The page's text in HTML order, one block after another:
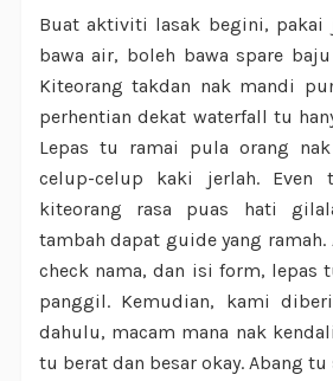
Buat aktiviti lasak begini, pakai
bawa air, boleh bawa spare
Kiteorang takdan nak mandi
perhentian dekat waterfall tu
Lepas tu ramai pula orang
celup-celup kaki jerlah. Even
kiteorang rasa puas hati
tambah dapat guide yang ramah.
check nama, dan isi form, lepas
panggil. Kemudian, kami
dahulu, macam mana nak
tu berat dan besar okay. Abang